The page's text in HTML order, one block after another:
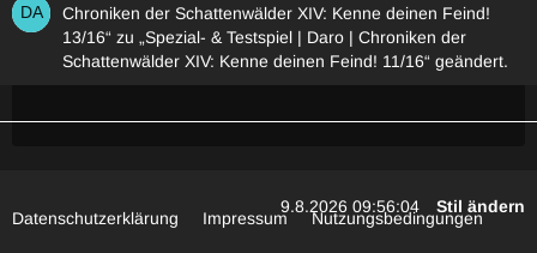
Chroniken der Schattenwälder XIV: Kenne deinen Feind!
13/16“ zu „Spezial- & Testspiel | Daro | Chroniken der
Schattenwälder XIV: Kenne deinen Feind! 11/16“ geändert.
9.8.2026 09:56:04 Stil ändern
Datenschutzerklärung Impressum Nutzungsbedingungen